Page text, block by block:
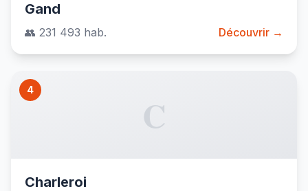
Gand
👥 231 493 hab. Découvrir →
4
C
Charleroi